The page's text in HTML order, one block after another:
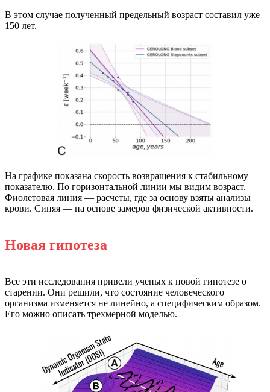
В этом случае полученный предельный возраст составил уже
150 лет.
На графике показана скорость возвращения к стабильному
показателю. По горизонтальной линии мы видим возраст.
Фиолетовая линия — расчеты, где за основу взяты анализы
крови. Синяя — на основе замеров физической активности.
Новая гипотеза
Все эти исследования привели ученых к новой гипотезе о
старении. Они решили, что состояние человеческого
организма изменяется не линейно, а специфическим образом.
Его можно описать трехмерной моделью.